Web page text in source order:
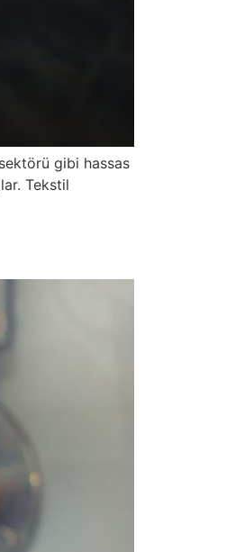
gibi hassas
Tekstil